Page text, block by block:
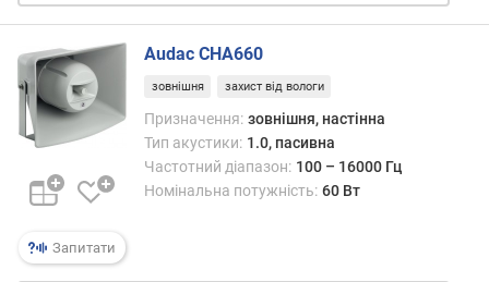
ц
а
к
.
ч
с
т
Запитати
Audac CHA660
зовнішня захист від вологи
Призначення: зовнішня, настінна
Тип акустики: 1.0, пасивна
Частотний діапазон: 100 – 16000 Гц
Номінальна потужність: 60 Вт